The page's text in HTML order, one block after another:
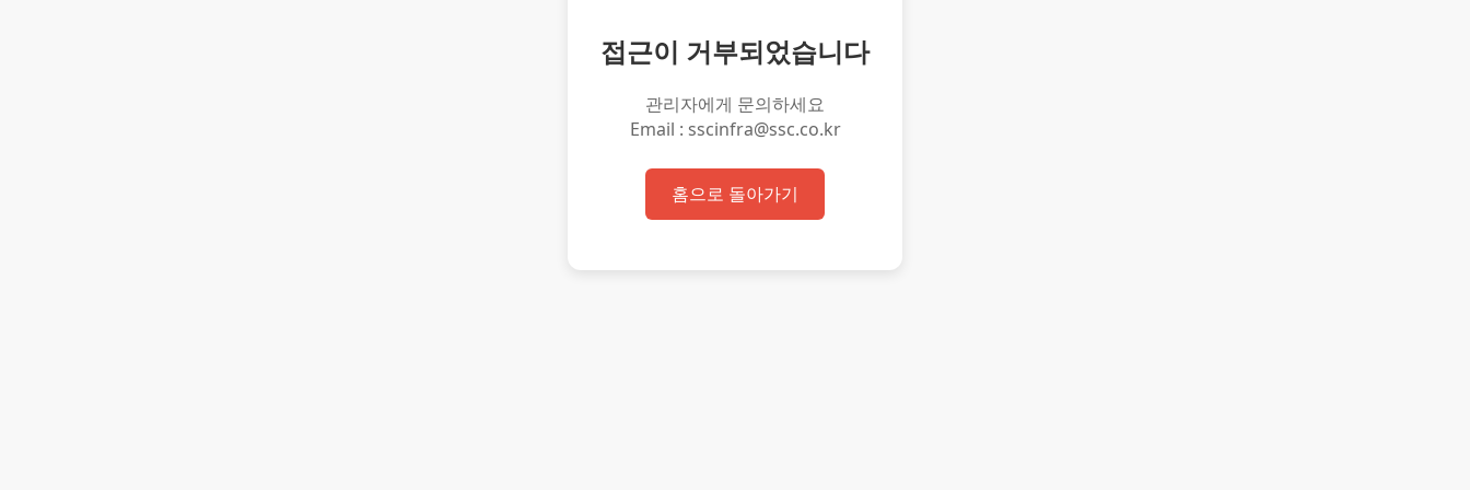
접근이 거부되었습니다
관리자에게 문의하세요
Email : sscinfra@ssc.co.kr
홈으로 돌아가기